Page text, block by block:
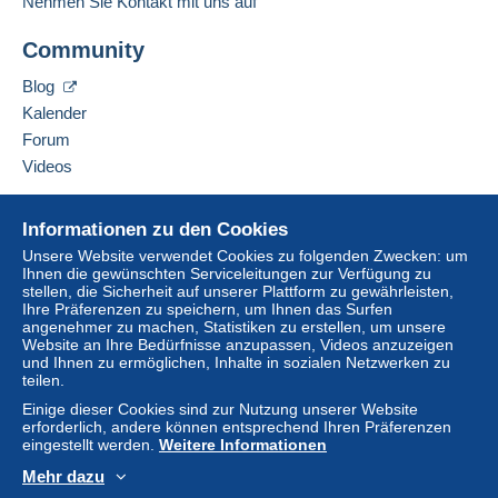
Brief mit Sendungsverfolgung
(Großformat/Großbrief)
Zahlung per:
Von 1 bis 1000 Objekte
Ab 1001
Mitglied sein und sich einloggen.
Einlogg
en
Anmeld
en
Adresse des Unternehmens:
ZONE ARTISANALE DU BRAIGNO
3 route de Vannes
56700
Diesen Verkäufer zu meiner schwarzen Liste
Informationen zu den Cookies
Unsere Website verwendet Cookies zu folgenden Zwecken: um
Ihnen die gewünschten Serviceleitungen zur Verfügung zu
stellen, die Sicherheit auf unserer Plattform zu gewährleisten,
Ihre Präferenzen zu speichern, um Ihnen das Surfen
angenehmer zu machen, Statistiken zu erstellen, um unsere
Website an Ihre Bedürfnisse anzupassen, Videos anzuzeigen
und Ihnen zu ermöglichen, Inhalte in sozialen Netzwerken zu
teilen.
Einige dieser Cookies sind zur Nutzung unserer Website
erforderlich, andere können entsprechend Ihren Präferenzen
eingestellt werden. Weitere Informationen
Mehr dazu
Community
Blog
Kalender
Forum
Videos
Online-Hilfe
Auf Delcampe kaufen
Auf Delcampe verkaufen
Eine sichere Website